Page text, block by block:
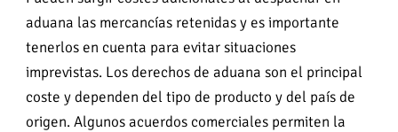
aduana las mercancías retenidas y es importante
tenerlos en cuenta para evitar situaciones
imprevistas. Los derechos de aduana son el principal
coste y dependen del tipo de producto y del país de
origen. Algunos acuerdos comerciales permiten la